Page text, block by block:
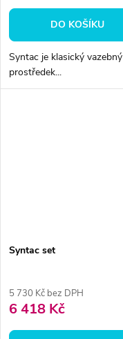
DO KOŠÍKU
Syntac je klasický vazebný
prostředek...
Syntac set
5 730 Kč bez DPH
6 418 Kč